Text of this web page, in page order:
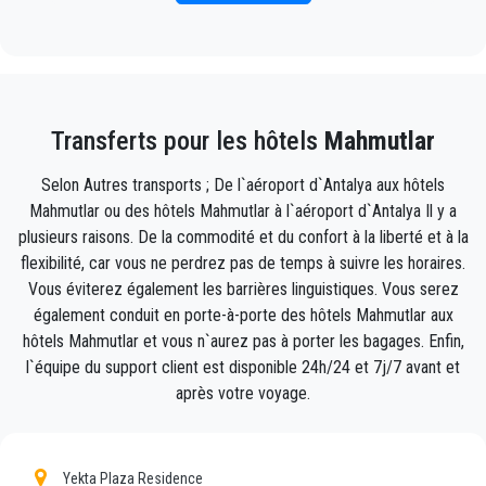
portable, et l'équipe PrivateTransferAntalya suivra
l'avion, avec la voiture prête à partir et un coup de
main prêt à vous aider avec votre bagages et vous
emmènera à destination à Mahmutlar .
Votre expérience avec notre service de transfert sera
exceptionnelle car notre équipe est composée de
fiers professionnels qui veilleront à ce que vous
soyez pris en charge à temps, transféré avec classe
et en route vers votre destination à Antalya vers
Transferts pour les hôtels Mahmutlar
Selon Autres transports ; De l`aéroport d`Antalya aux hôtels
Mahmutlar ou des hôtels Mahmutlar à l`aéroport d`Antalya Il y a
plusieurs raisons. De la commodité et du confort à la liberté et à la
flexibilité, car vous ne perdrez pas de temps à suivre les horaires.
Vous éviterez également les barrières linguistiques. Vous serez
également conduit en porte-à-porte des hôtels Mahmutlar aux
hôtels Mahmutlar et vous n`aurez pas à porter les bagages. Enfin,
l`équipe du support client est disponible 24h/24 et 7j/7 avant et
après votre voyage.
Yekta Plaza Residence